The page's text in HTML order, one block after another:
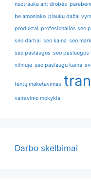
nuotrauka ant drobės
be amoniako plaukų dažai
produktai profesionalios seo
seo darbai seo kaina seo
seo paslaugos seo paslaugos
vilniuje seo paslaugu kaina
tentų maketavimas
vairavimo mokykla
Darbo skelbimai